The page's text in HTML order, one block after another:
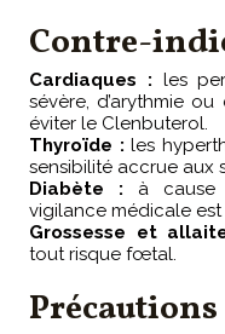
Contre-
Cardiaques : les
sévère, d’arythmie
éviter le Clenbuterol.
Thyroïde : les
sensibilité accrue aux
Diabète : à cause
vigilance médicale est
Grossesse et
tout risque fœtal.